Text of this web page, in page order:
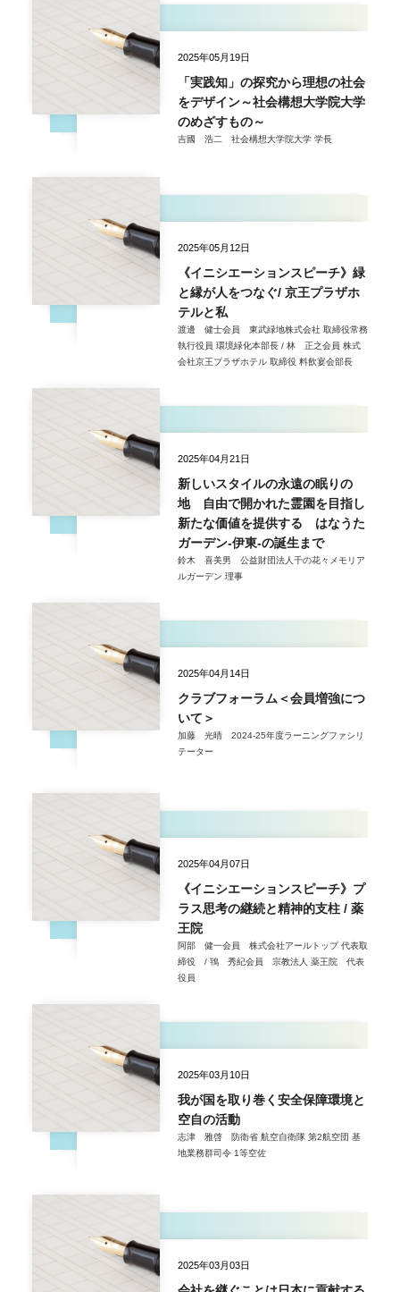
2025年05月19日
「実践知」の探究から理想の社会
をデザイン～社会構想大学院大学
のめざすもの～
吉國 浩二 社会構想大学院大学 学長
2025年05月12日
《イニシエーションスピーチ》緑
と縁が人をつなぐ/ 京王プラザホ
テルと私
渡邊 健士会員 東武緑地株式会社 取締役常務
執行役員 環境緑化本部長 / 林 正之会員 株式
会社京王プラザホテル 取締役 料飲宴会部長
2025年04月21日
新しいスタイルの永遠の眠りの
地 自由で開かれた霊園を目指し
新たな価値を提供する はなうた
ガーデン-伊東-の誕生まで
鈴木 喜美男 公益財団法人千の花々メモリア
ルガーデン 理事
2025年04月14日
クラブフォーラム＜会員増強につ
いて＞
加藤 光晴 2024-25年度ラーニングファシリ
テーター
2025年04月07日
《イニシエーションスピーチ》プ
ラス思考の継続と精神的支柱 / 薬
王院
阿部 健一会員 株式会社アールトップ 代表取
締役 / 鴇 秀紀会員 宗教法人 薬王院 代表
役員
2025年03月10日
我が国を取り巻く安全保障環境と
空自の活動
志津 雅啓 防衛省 航空自衛隊 第2航空団 基
地業務群司令 1等空佐
2025年03月03日